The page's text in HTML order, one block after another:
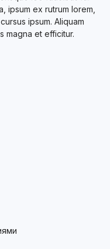
ipsum ex rutrum lorem,
ipsum. Aliquam
magna et efficitur.